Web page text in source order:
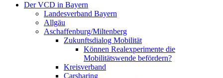
Der VCD in Bayern
Landesverband Bayern
Allgäu
Aschaffenburg/Miltenberg
Zukunftsdialog Mobilität
Können Realexperimente die
Mobilitätswende befördern?
Kreisverband
Carsharing